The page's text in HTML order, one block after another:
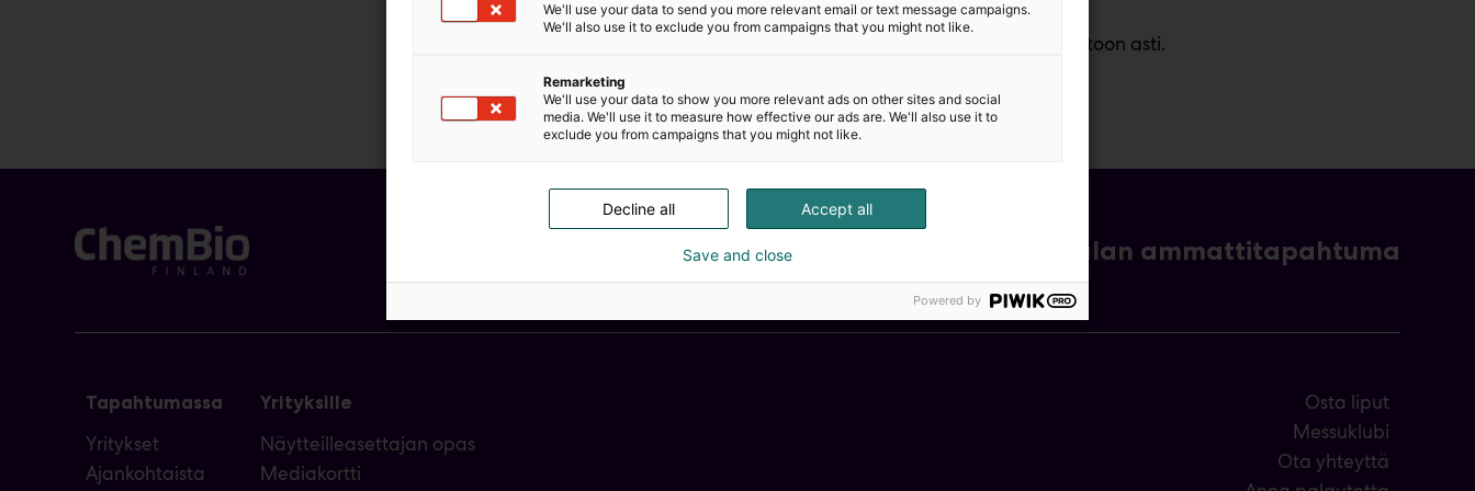
Olemme apunasi asennuksesta ja koulutuksesta lähtien aina ylläpitoon ja huoltoon asti.
Kemian- ja bioalan ammattitapahtuma
Tapahtumassa
Yritykset
Ajankohtaista
Yrityksille
Näytteilleasettajan opas
Mediakortti
Osta liput
Messuklubi
Ota yhteyttä
We'll use your data to send you more relevant email or text message campaigns.
We'll also use it to exclude you from campaigns that you might not like.
Remarketing
We'll use your data to show you more relevant ads on other sites and social
media. We'll use it to measure how effective our ads are. We'll also use it to
exclude you from campaigns that you might not like.
Accept all
Decline all
Save and close
Powered by